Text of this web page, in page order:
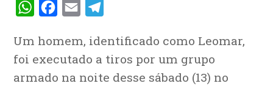
WhatsAppFacebook
Email
Um homem, identificado como Leomar,
foi executado a tiros por um grupo
armado na noite desse sábado (13) no